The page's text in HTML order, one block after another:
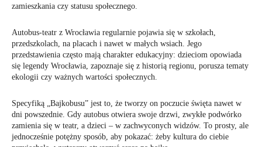
zamieszkania czy statusu społecznego.
Autobus-teatr z Wrocławia regularnie pojawia się w szkołach,
przedszkolach, na placach i nawet w małych wsiach. Jego
przedstawienia często mają charakter edukacyjny: dzieciom opowiada
się legendy Wrocławia, zapoznaje się z historią regionu, porusza tematy
ekologii czy ważnych wartości społecznych.
Specyfiką „Bajkobusu” jest to, że tworzy on poczucie święta nawet w
dni powszednie. Gdy autobus otwiera swoje drzwi, zwykłe podwórko
zamienia się w teatr, a dzieci – w zachwyconych widzów. To prosty, ale
jednocześnie potężny sposób, aby pokazać: żeby kultura do ciebie